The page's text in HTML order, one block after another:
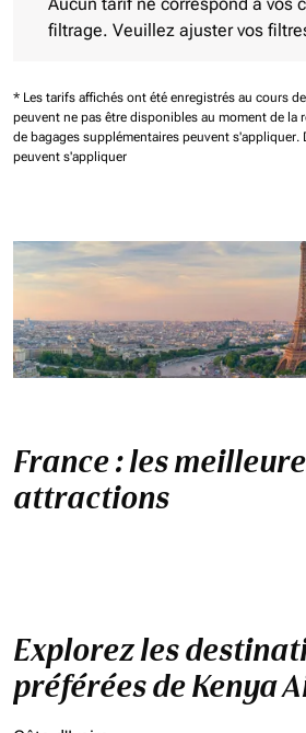
Aucun tarif ne correspond à vos
filtrage. Veuillez ajuster vos
* Les tarifs affichés ont été enregistrés au cours
peuvent ne pas être disponibles au moment de la
de bagages supplémentaires peuvent s'appliquer.
peuvent s'appliquer
France : les
attractions
Explorez les
préférées de Kenya